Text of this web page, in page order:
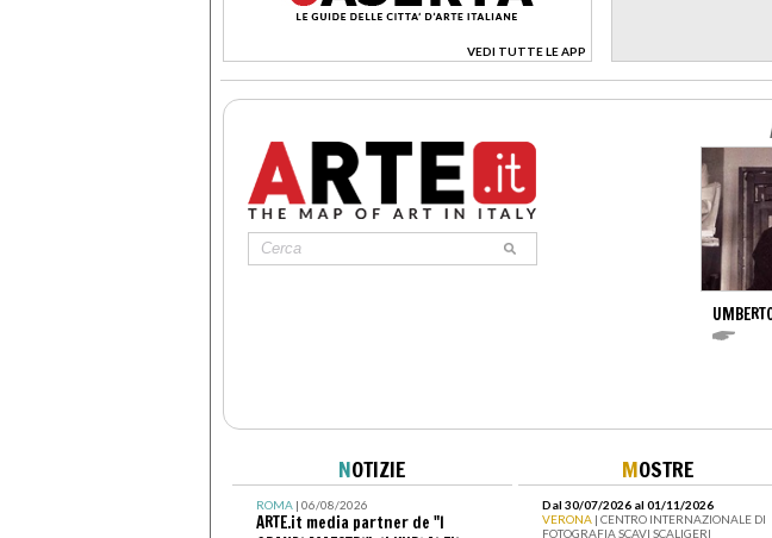
VEDI TUTTE LE APP
>
NOTIZIE
ROMA| 06/08/2026
ARTE.it media partner de "I
MOSTRE
Dal 30/07/2026 al 01/11/2026
VERONA | CENTRO INTERNAZIONALE DI
FOTOGRAFIA SCAVI SCALIGERI